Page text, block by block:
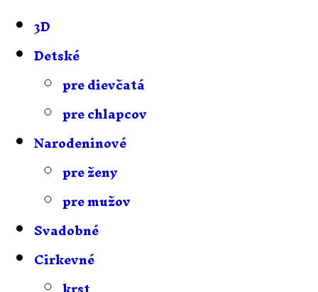
3D
Detské
pre dievčatá
pre chlapcov
Narodeninové
pre ženy
pre mužov
Svadobné
Cirkevné